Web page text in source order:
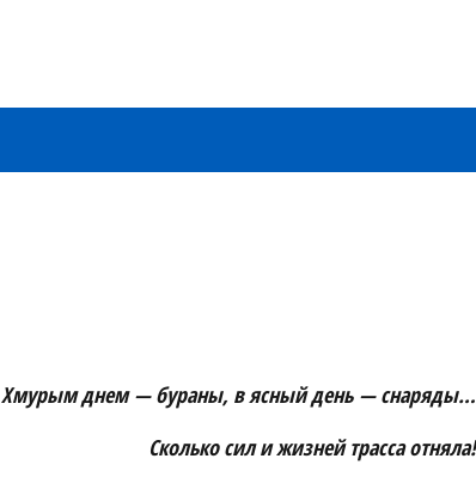
Хмурым днем — бураны, в ясный день — снаряды…
Сколько сил и жизней трасса отняла!